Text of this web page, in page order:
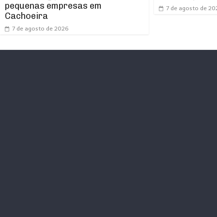
pequenas empresas em
Cachoeira
7 de agosto de 2026
7 de agosto de